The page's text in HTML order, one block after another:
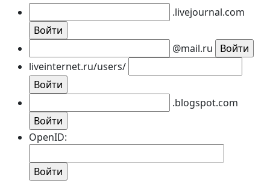
.livejournal.com
@mail.ru
liveinternet.ru/users/
.blogspot.com
OpenID: